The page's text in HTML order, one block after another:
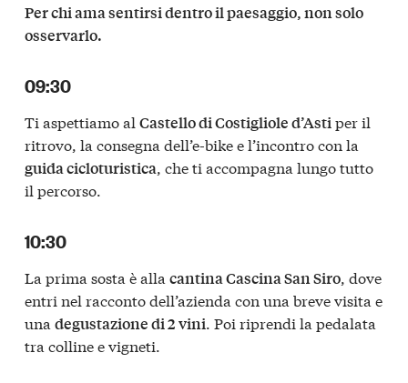
Per chi ama sentirsi dentro il paesaggio, non solo
osservarlo.
09:30
Ti aspettiamo al Castello di Costigliole d’Astiper il
ritrovo, la consegna dell’e-bike e l’incontro con la
guida cicloturistica, che ti accompagna lungo tutto
il percorso.
10:30
La prima sosta è alla cantina Cascina San Siro, dove
entri nel racconto dell’azienda con una breve visita e
una degustazione di 2 vini. Poi riprendi la pedalata
tra colline e vigneti.